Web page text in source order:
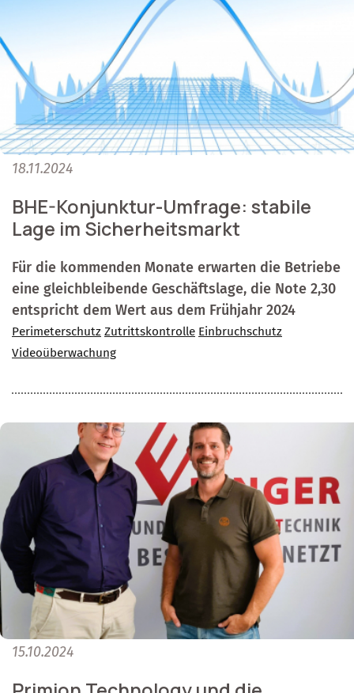
18.11.2024
BHE-Konjunktur-Umfrage: stabile
Lage im Sicherheitsmarkt
Für die kommenden Monate erwarten die Betriebe
eine gleichbleibende Geschäftslage, die Note 2,30
entspricht dem Wert aus dem Frühjahr 2024
Perimeterschutz Zutrittskontrolle Einbruchschutz
Videoüberwachung
15.10.2024